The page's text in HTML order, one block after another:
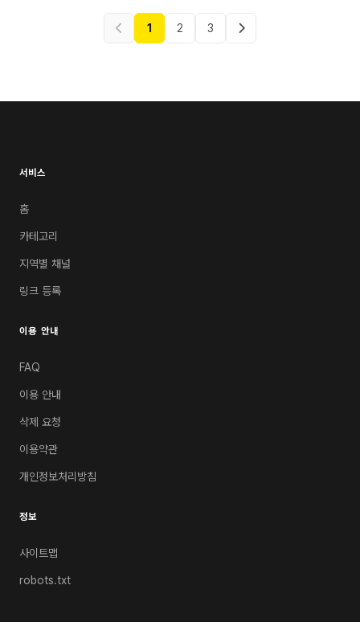
1 2 3
서비스
홈
카테고리
지역별 채널
링크 등록
이용 안내
FAQ
이용 안내
삭제 요청
이용약관
개인정보처리방침
정보
사이트맵
robots.txt